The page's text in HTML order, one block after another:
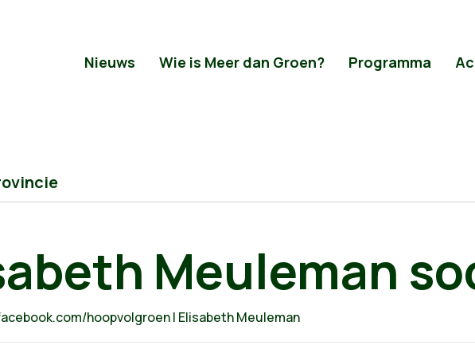
Nieuws Wie is Meer dan Groen? Programma
Meuleman
hoopvolgroen | Elisabeth Meuleman